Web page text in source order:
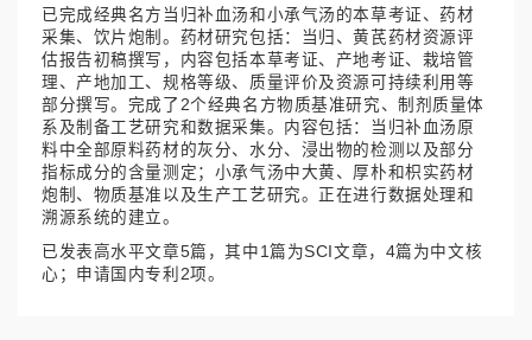
已完成经典名方当归补血汤和小承气汤的本草考证、药材
采集、饮片炮制。药材研究包括：当归、黄芪药材资源评
估报告初稿撰写，内容包括本草考证、产地考证、栽培管
理、产地加工、规格等级、质量评价及资源可持续利用等
部分撰写。完成了2个经典名方物质基准研究、制剂质量体
系及制备工艺研究和数据采集。内容包括：当归补血汤原
料中全部原料药材的灰分、水分、浸出物的检测以及部分
指标成分的含量测定；小承气汤中大黄、厚朴和枳实药材
炮制、物质基准以及生产工艺研究。正在进行数据处理和
溯源系统的建立。
已发表高水平文章5篇，其中1篇为SCI文章，4篇为中文核
心；申请国内专利2项。